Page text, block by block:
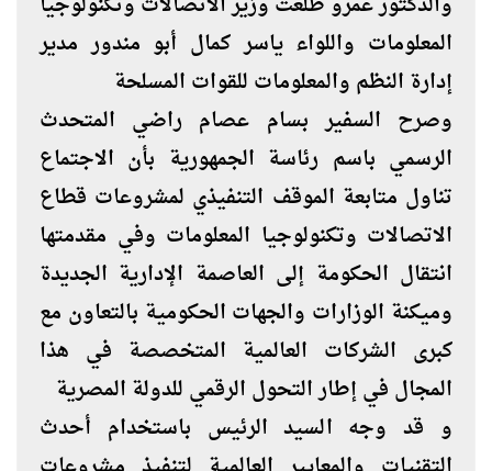
المعلومات واللواء ياسر كمال أبو مندور مدير
إدارة النظم والمعلومات للقوات المسلحة
وصرح السفير بسام عصام راضي المتحدث
الرسمي باسم رئاسة الجمهورية بأن الاجتماع
تناول متابعة الموقف التنفيذي لمشروعات قطاع
الاتصالات وتكنولوجيا المعلومات وفي مقدمتها
انتقال الحكومة إلى العاصمة الإدارية الجديدة
وميكنة الوزارات والجهات الحكومية بالتعاون مع
كبرى الشركات العالمية المتخصصة في هذا
المجال في إطار التحول الرقمي للدولة المصرية
و قد وجه السيد الرئيس باستخدام أحدث